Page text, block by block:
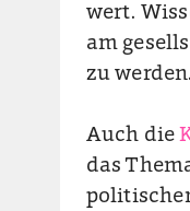
wert.
am
zu werden.
Auch die
das